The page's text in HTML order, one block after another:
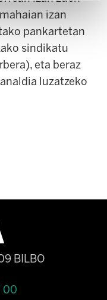
izan
pankartetan
sindikatu
eta beraz
luzatzeko
BILBO
00